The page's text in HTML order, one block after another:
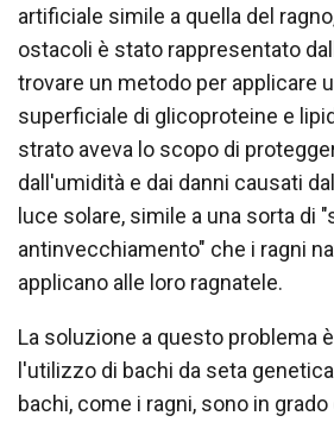
artificiale simile a quella del
ostacoli è stato rappresentato
trovare un metodo per applicare
superficiale di glicoproteine e
strato aveva lo scopo di
dall'umidità e dai danni causati
luce solare, simile a una sorta di
antinvecchiamento" che i ragni
applicano alle loro ragnatele.
La soluzione a questo problema
l'utilizzo di bachi da seta
bachi, come i ragni, sono in